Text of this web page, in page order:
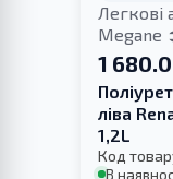
Легкові
Megane
1
ліва
1,2L
Код
В